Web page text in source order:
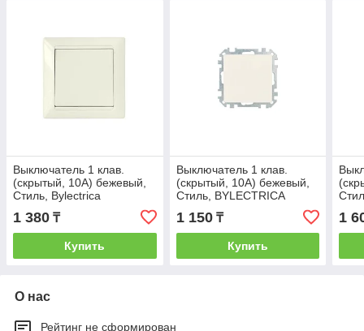
Выключатель 1 клав.
(cкрытый, 10А) бежевый,
Стиль, Bylectrica
1 380 ₸
Купить
Выключатель 1 клав.
(cкрытый, 10А) бежевый,
Стиль, BYLECTRICA
1 150₸
Купить
1
О нас
Рейтинг не сформирован